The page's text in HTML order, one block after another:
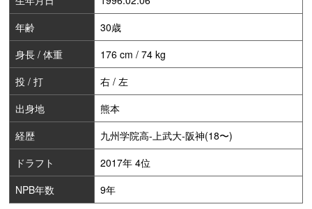
年齢
30歳
身長 / 体重
176 cm / 74 kg
投 / 打
右 / 左
出身地
熊本
経歴
九州学院高-上武大-阪神(18〜)
ドラフト
2017年 4位
NPB年数
9年